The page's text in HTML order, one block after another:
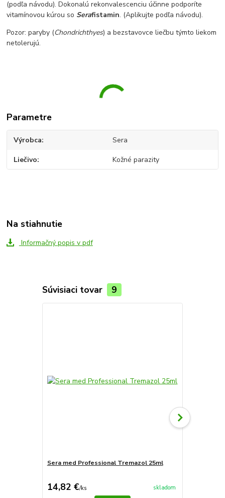
(podľa návodu). Dokonalú rekonvalescenciu účinne podporíte
vitamínovou kúrou so Serafistamin. (Aplikujte podľa návodu).
Pozor: paryby (Chondrichthyes) a bezstavovce liečbu týmto liekom
netolerujú.
Parametre
Výrobca Sera
Liečivo Kožné parazity
Na stiahnutie
Informačný popis v pdf
Súvisiaci tovar 9
Sera med Professional Tremazol 25ml
14,82 €/ks skladom